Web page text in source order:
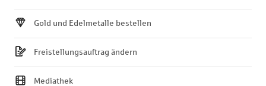
Gold und Edelmetalle bestellen
Freistellungsauftrag ändern
Mediathek